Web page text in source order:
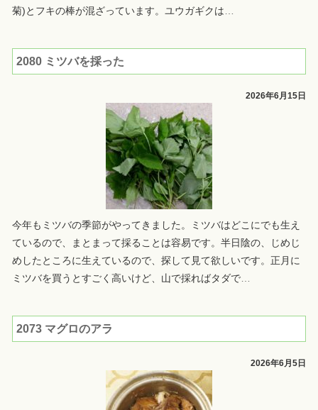
菊)とフキの棒が混ざっています。ユウガギクは…
2080 ミツバを採った
2026年6月15日
今年もミツバの季節がやってきました。ミツバはどこにでも生え
ているので、まとまって採ることは容易です。半日陰の、じめじ
めしたところに生えているので、探して見て欲しいです。正月に
ミツバを買うとすごく高いけど、山で採ればタダで…
2073 マグロのアラ
2026年6月5日